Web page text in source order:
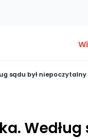
sądu był niepoczytalny
Według